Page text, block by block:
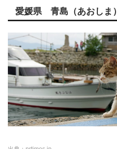
愛媛県 青島（あおしま）